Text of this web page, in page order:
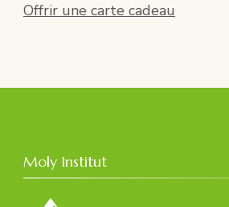
Offrir une carte cadeau
Moly Institut